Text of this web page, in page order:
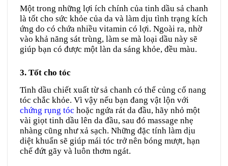
Một trong những lợi ích chính của tinh dầu sả chanh
là tốt cho sức khỏe của da và làm dịu tình trạng kích
ứng do có chứa nhiều vitamin có lợi. Ngoài ra, nhờ
vào khả năng sát trùng, làm se mà loại dầu này sẽ
giúp bạn có được một làn da sáng khỏe, đều màu.
3. Tốt cho tóc
Tinh dầu chiết xuất từ sả chanh có thể củng cố nang
tóc chắc khỏe. Vì vậy nếu bạn đang vật lộn với
chứng rụng tóc hoặc ngứa rát da đầu, hãy nhỏ một
vài giọt tinh dầu lên da đầu, sau đó massage nhẹ
nhàng cũng như xả sạch. Những đặc tính làm dịu
diệt khuẩn sẽ giúp mái tóc trở nên bóng mượt, hạn
chế đứt gãy và luôn thơm ngát.